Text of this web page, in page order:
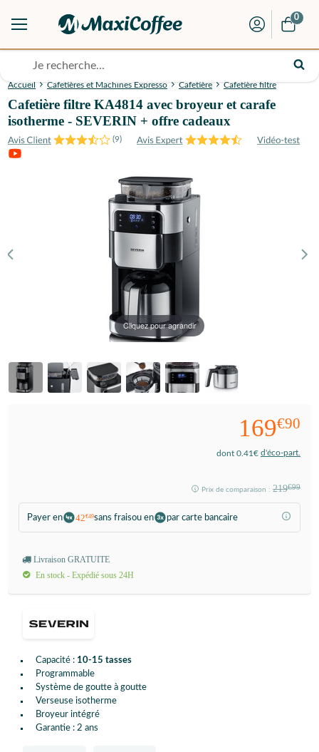
0
Accueil Cafetières et Machines Expresso Cafetière Cafetière filtre
Cafetière filtre KA4814 avec broyeur et carafe
isotherme - SEVERIN + offre cadeaux
(9)
Cliquez pour agrandir
Capacité : 10-15 tasses
Programmable
Système de goutte à goutte
Verseuse isotherme
Broyeur intégré
Garantie : 2 ans
169€90
dont 0.41€ d'éco-part.
Prix de comparaison : 219€99
Payer en 42€49sans fraisou en par carte bancaire
Livraison GRATUITE
En stock - Expédié sous 24H